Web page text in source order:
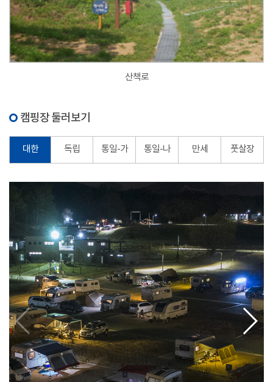
산책로
캠핑장 둘러보기
대한 독립 통일-가 통일-나 만세 풋살장